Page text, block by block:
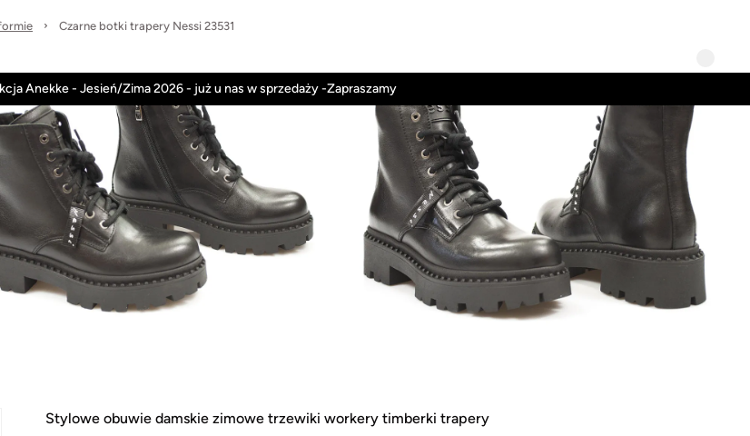
Anekke - Jesień/Zima 2026 - już u nas w sprzedaży -Zapraszamy
Czarne botki trapery Nessi 23531
Stylowe obuwie damskie zimowe trzewiki workery timberki trapery